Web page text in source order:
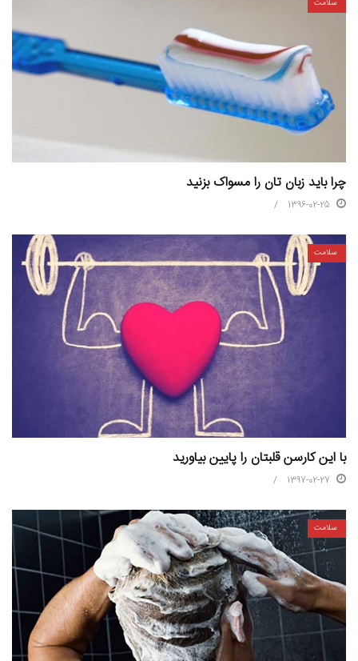
سلامت
چرا باید زبان تان را مسواک بزنید
1396-02-25
سلامت
با این کارسن قلبتان را پایین بیاورید
1397-02-27
سلامت